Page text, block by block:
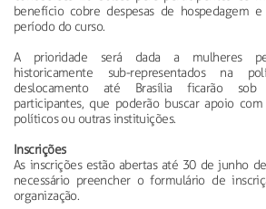
benefício cobre despesas de hospedagem
período do curso.
A prioridade será dada a mulheres
historicamente sub-representados na
deslocamento até Brasília ficarão sob
participantes, que poderão buscar apoio
políticos ou outras instituições.
Inscrições
As inscrições estão abertas até 30 de junho
necessário preencher o formulário de
organização.